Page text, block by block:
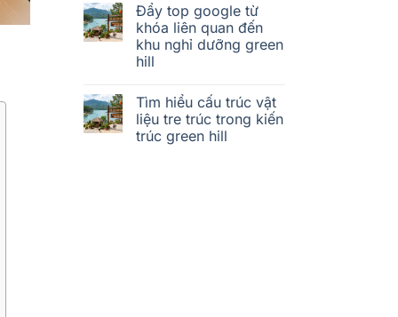
Đẩy top google từ
khóa liên quan đến
khu nghỉ dưỡng green
hill
Tìm hiểu cấu trúc vật
liệu tre trúc trong kiến
trúc green hill